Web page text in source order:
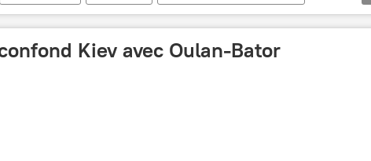
Écosse
Kiev avec Oulan-Bator